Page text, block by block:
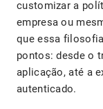
customizar a
empresa ou
que essa
pontos: desde o
aplicação, até a
autenticado.